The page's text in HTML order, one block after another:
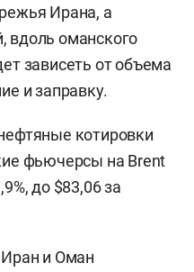
Ирана, а
оманского
зависеть от объема
и заправку.
котировки
фьючерсы на Brent
до $83,06 за
и Оман